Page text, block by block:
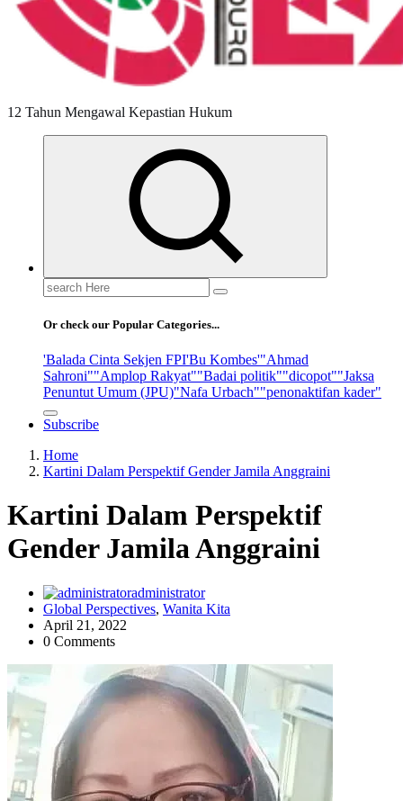
12 Tahun Mengawal Kepastian Hukum
Search
for:
Or check our Popular Categories...
'Balada Cinta Sekjen FPI'Bu Kombes'"Ahmad
Sahroni""Amplop Rakyat""Badai politik""dicopot""Jaksa
Penuntut Umum (JPU)"Nafa Urbach""penonaktifan kader"
Subscribe
Home
Kartini Dalam Perspektif Gender Jamila Anggraini
Kartini Dalam Perspektif
Gender Jamila Anggraini
administrator
Global Perspectives, Wanita Kita
April 21, 2022
0 Comments